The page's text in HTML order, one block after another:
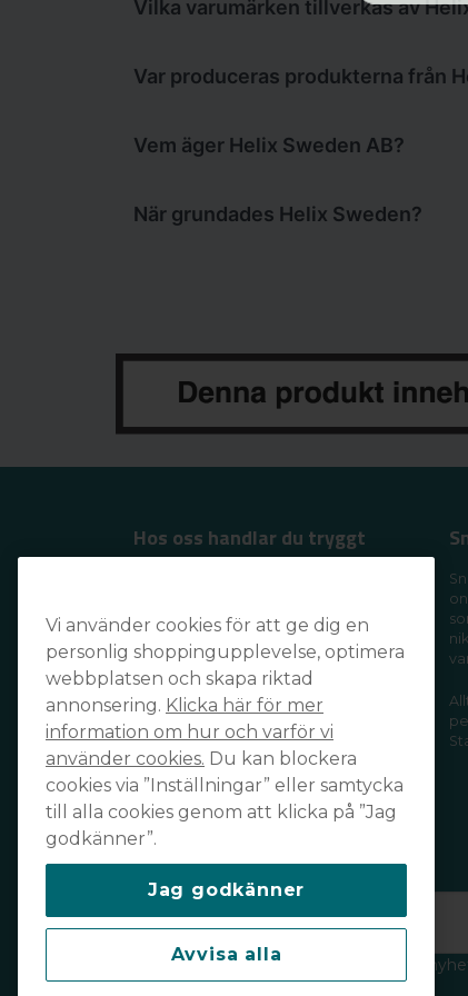
Vilka varumärken tillverkas av
Var produceras produkterna från
SnusBrothers
Vem äger Helix Sweden AB?
Marlboro.
När grundades Helix Sweden?
Hos oss handlar du tryggt
av din favoritleverantör!
Prenumerera på vårt nyhetsbrev
email
Mejladress
Håll dig uppdaterad och ta del av våra
Vi använder cookies för att ge dig en
personlig shoppingupplevelse, optimera
webbplatsen och skapa riktad
annonsering. Klicka här för mer
information om hur och varför vi
använder cookies. Du kan blockera
cookies via ”Inställningar” eller samtycka
till alla cookies genom att klicka på ”Jag
godkänner”.
Jag godkänner
Avvisa alla